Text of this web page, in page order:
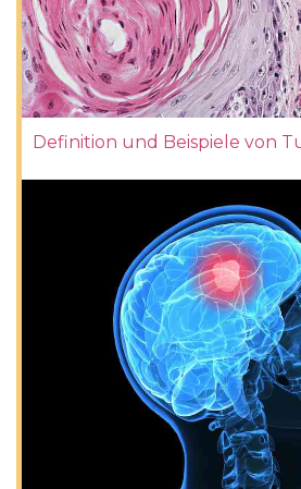
Definition und Beispiele von